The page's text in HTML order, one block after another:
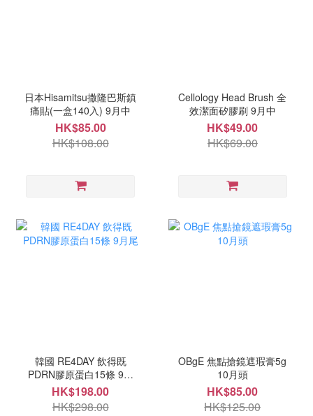
日本Hisamitsu撒隆巴斯鎮
痛貼(一盒140入) 9月中
HK$85.00
HK$108.00
Cellology Head Brush 全
效潔面矽膠刷 9月中
HK$49.00
HK$69.00
韓國 RE4DAY 飲得既
PDRN膠原蛋白15條 9月
尾
HK$198.00
HK$298.00
OBgE 焦點搶鏡遮瑕膏5g
10月頭
HK$85.00
HK$125.00